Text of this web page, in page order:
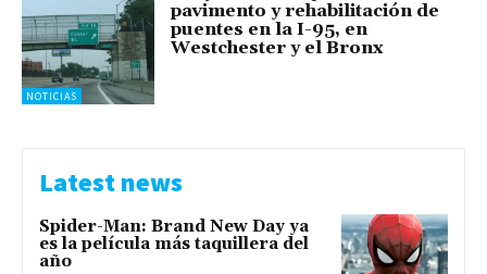
NOTICIAS
pavimento y rehabilitación de
puentes en la I-95, en
Westchester y el Bronx
Latest news
Spider-Man: Brand New Day ya
es la película más taquillera del
año